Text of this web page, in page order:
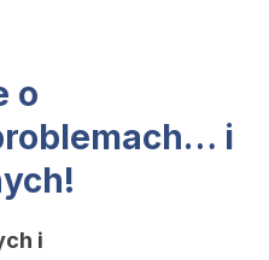
o
i
i